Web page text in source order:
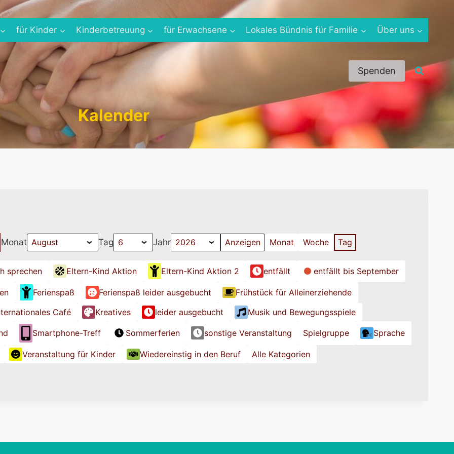
für Kinder Kinderbetreuung für Erwachsene Lokales Bündnis für Familie Über uns
Spenden
Kalender
Monat Tag Jahr Monat Woche Tag
sprechen Eltern-Kind Aktion Eltern-Kind Aktion 2 entfällt entfällt bis September
Ferienspaß Ferienspaß leider ausgebucht
Frühstück für Alleinerziehende
Café Kreatives leider ausgebucht Musik und Bewegungsspiele
Smartphone-Treff Sommerferien sonstige Veranstaltung Spielgruppe Sprache
Veranstaltung für Kinder Wiedereinstig in den Beruf
Alle Kategorien